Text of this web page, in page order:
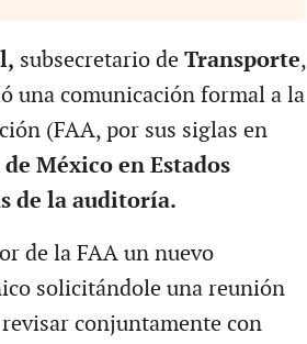
subsecretario de Transporte,
una comunicación formal a la
(FAA, por sus siglas en
México en Estados
de la auditoría.
de la FAA un nuevo
solicitándole una reunión
conjuntamente con